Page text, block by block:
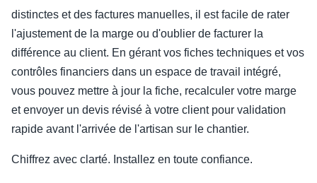
distinctes et des factures manuelles, il est facile de rater
l'ajustement de la marge ou d'oublier de facturer la
différence au client. En gérant vos fiches techniques et vos
contrôles financiers dans un espace de travail intégré,
vous pouvez mettre à jour la fiche, recalculer votre marge
et envoyer un devis révisé à votre client pour validation
rapide avant l'arrivée de l'artisan sur le chantier.
Chiffrez avec clarté. Installez en toute confiance.